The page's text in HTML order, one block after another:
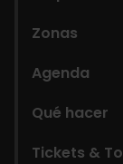
Zonas
Agenda
Qué hacer
Tickets &